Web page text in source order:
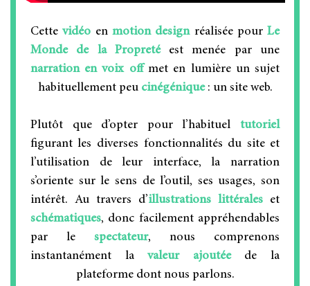
Cettevidéo en motion designréalisée pourLe
Monde de la Propretéest menée par une
narration en voix offmet en lumière un sujet
habituellement peu cinégénique: un site web.
Plutôt que d’opter pour l’habitueltutoriel
figurant les diverses fonctionnalités du site et
l’utilisation de leur interface, la narration
s’oriente sur le sens de l’outil, ses usages, son
intérêt. Au travers d’illustrations littérales et
schématiques, donc facilement appréhendables
par le spectateur, nous comprenons
instantanément lavaleur ajoutéede la
plateforme dont nous parlons.